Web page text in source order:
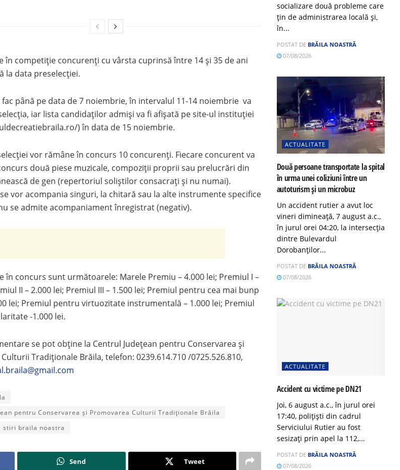
în competiţie concurenţi cu vârsta cuprinsă între 14 și 35 de ani
la data preselecției.
până pe data de 7 noiembrie, în intervalul 11-14 noiembrie va
iar lista candidaților admiși va fi afișată pe site-ul instituției
) în data de 15 noiembrie.
vor rămâne în concurs 10 concurenţi. Fiecare concurent va
două piese muzicale, compoziții proprii sau prelucrări din
de gen (repertoriul soliștilor consacrați și nu numai).
vor acompania singuri, la chitară sau la alte instrumente specifice
se admite acompaniament înregistrat (negativ).
în concurs sunt următoarele: Marele Premiu – 4.000 lei; Premiul I –
II – 2.000 lei; Premiul III – 1.500 lei; Premiul pentru cea mai bunp
lei; Premiul pentru virtuozitate instrumentală – 1.000 lei; Premiul
-1.000 lei.
se pot obține la Centrul Judeţean pentru Conservarea şi
Tradiţionale Brăila, telefon: 0239.614.710 /0725.526.810,
pentru Conservarea şi Promovarea Culturii Tradiționale Brăila
stiri braila noastra
Send Tweet
socializare două probleme care
țin de administrarea locală și,
în...
POSTAT DE BRĂILA NOASTRĂ
07/08/2026
ACTUALITATE
Două persoane transportate la spital
în urma unei coliziuni între un
autoturism și un microbuz
Un accident rutier a avut loc
vineri dimineață, 7 august a.c.,
în jurul orei 04:20, la intersecția
dintre Bulevardul
Dorobanților...
POSTAT DE BRĂILA NOASTRĂ
07/08/2026
ACTUALITATE
Accident cu victime pe DN21
Joi, 6 august a.c., în jurul orei
17:40, polițiști din cadrul
Serviciului Rutier au fost
sesizați prin apel la 112,...
POSTAT DE BRĂILA NOASTRĂ
07/08/2026